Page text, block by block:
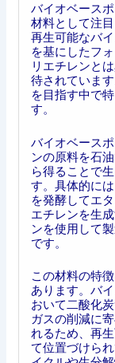
バイオベース
材料として注
再生可能なバ
を基にしたフ
リエチレンと
待されていま
を目指す中で
す。
バイオベース
ンの原料を石
ら得ることで
す。具体的に
を発酵してエ
エチレンを生
ンを使用して
です。
この材料の特
あります。バ
おいて二酸化
ガスの削減に
れるため、再
て位置づけら